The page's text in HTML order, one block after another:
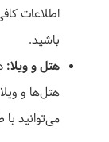
اطلاعات
باشید.
هتل و ویلا:
هتل‌ها و
می‌توانید